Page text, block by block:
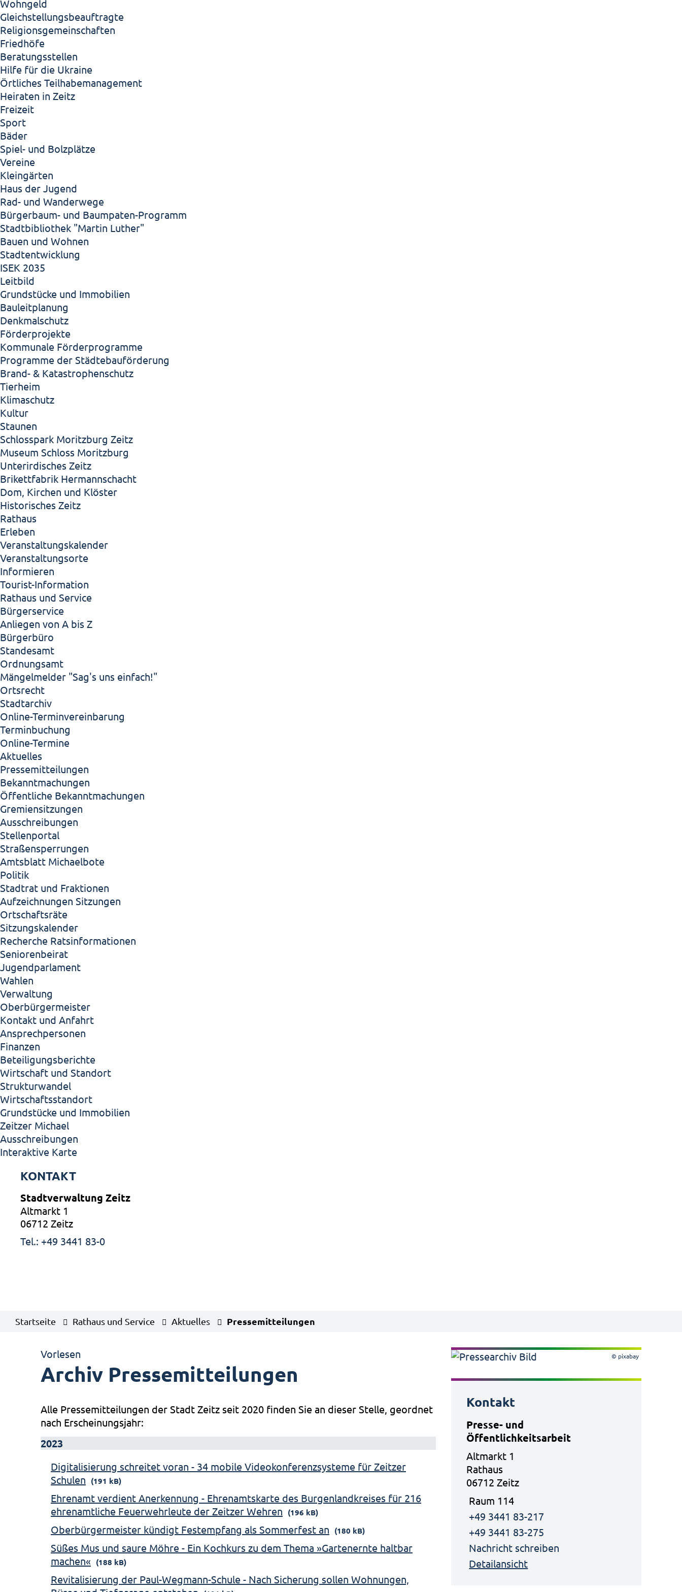
Wohngeld
Gleichstellungsbeauftragte
Religionsgemeinschaften
Friedhöfe
Beratungsstellen
Hilfe für die Ukraine
Örtliches Teilhabemanagement
Heiraten in Zeitz
Freizeit
Sport
Bäder
Spiel- und Bolzplätze
Vereine
Kleingärten
Haus der Jugend
Rad- und Wanderwege
Bürgerbaum- und Baumpaten-Programm
Stadtbibliothek "Martin Luther"
Bauen und Wohnen
Stadtentwicklung
ISEK 2035
Leitbild
Grundstücke und Immobilien
Bauleitplanung
Denkmalschutz
Förderprojekte
Kommunale Förderprogramme
Programme der Städtebauförderung
Brand- & Katastrophenschutz
Tierheim
Klimaschutz
Kultur
Staunen
Schlosspark Moritzburg Zeitz
Museum Schloss Moritzburg
Unterirdisches Zeitz
Brikettfabrik Hermannschacht
Dom, Kirchen und Klöster
Historisches Zeitz
Rathaus
Erleben
Veranstaltungskalender
Veranstaltungsorte
Informieren
Tourist-Information
Rathaus und Service
Bürgerservice
Anliegen von A bis Z
Bürgerbüro
Standesamt
Ordnungsamt
Mängelmelder "Sag's uns einfach!"
Ortsrecht
Stadtarchiv
Online-Terminvereinbarung
Terminbuchung
Online-Termine
Aktuelles
Pressemitteilungen
Bekanntmachungen
Öffentliche Bekanntmachungen
Gremiensitzungen
Ausschreibungen
Stellenportal
Straßensperrungen
Amtsblatt Michaelbote
Politik
Stadtrat und Fraktionen
Aufzeichnungen Sitzungen
Ortschaftsräte
Sitzungskalender
Recherche Ratsinformationen
Seniorenbeirat
Jugendparlament
Wahlen
Verwaltung
Oberbürgermeister
Kontakt und Anfahrt
Ansprechpersonen
Finanzen
Beteiligungsberichte
Wirtschaft und Standort
Strukturwandel
Wirtschaftsstandort
Grundstücke und Immobilien
Zeitzer Michael
Ausschreibungen
Interaktive Karte
KONTAKT
Stadtverwaltung Zeitz
Altmarkt 1
06712 Zeitz
Tel.: +49 3441 83-0
Startseite Rathaus und Service Aktuelles Pressemitteilungen
Vorlesen
Archiv Pressemitteilungen
Alle Pressemitteilungen der Stadt Zeitz seit 2020 finden Sie an dieser Stelle, geordnet
nach Erscheinungsjahr:
2023
Digitalisierung schreitet voran - 34 mobile Videokonferenzsysteme für Zeitzer
Schulen (191 kB)
Ehrenamt verdient Anerkennung - Ehrenamtskarte des Burgenlandkreises für 216
ehrenamtliche Feuerwehrleute der Zeitzer Wehren (196 kB)
Oberbürgermeister kündigt Festempfang als Sommerfest an (180 kB)
Süßes Mus und saure Möhre - Ein Kochkurs zu dem Thema »Gartenernte haltbar
machen« (188 kB)
Revitalisierung der Paul-Wegmann-Schule - Nach Sicherung sollen Wohnungen,
© pixabay
Kontakt
Presse- und
Öffentlichkeitsarbeit
Altmarkt 1
Rathaus
06712 Zeitz
Raum 114
+49 3441 83-217
+49 3441 83-275
Nachricht schreiben
Detailansicht